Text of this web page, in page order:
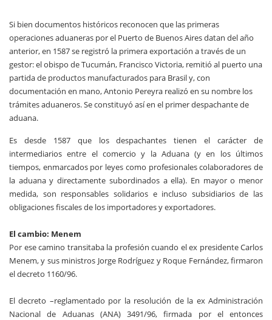
Si bien documentos históricos reconocen que las primeras
operaciones aduaneras por el Puerto de Buenos Aires datan del año
anterior, en 1587 se registró la primera exportación a través de un
gestor: el obispo de Tucumán, Francisco Victoria, remitió al puerto una
partida de productos manufacturados para Brasil y, con
documentación en mano, Antonio Pereyra realizó en su nombre los
trámites aduaneros. Se constituyó así en el primer despachante de
aduana.
Es desde 1587 que los despachantes tienen el carácter de
intermediarios entre el comercio y la Aduana (y en los últimos
tiempos, enmarcados por leyes como profesionales colaboradores de
la aduana y directamente subordinados a ella). En mayor o menor
medida, son responsables solidarios e incluso subsidiarios de las
obligaciones fiscales de los importadores y exportadores.
El cambio: Menem
Por ese camino transitaba la profesión cuando el ex presidente Carlos
Menem, y sus ministros Jorge Rodríguez y Roque Fernández, firmaron
el decreto 1160/96.
El decreto –reglamentado por la resolución de la ex Administración
Nacional de Aduanas (ANA) 3491/96, firmada por el entonces